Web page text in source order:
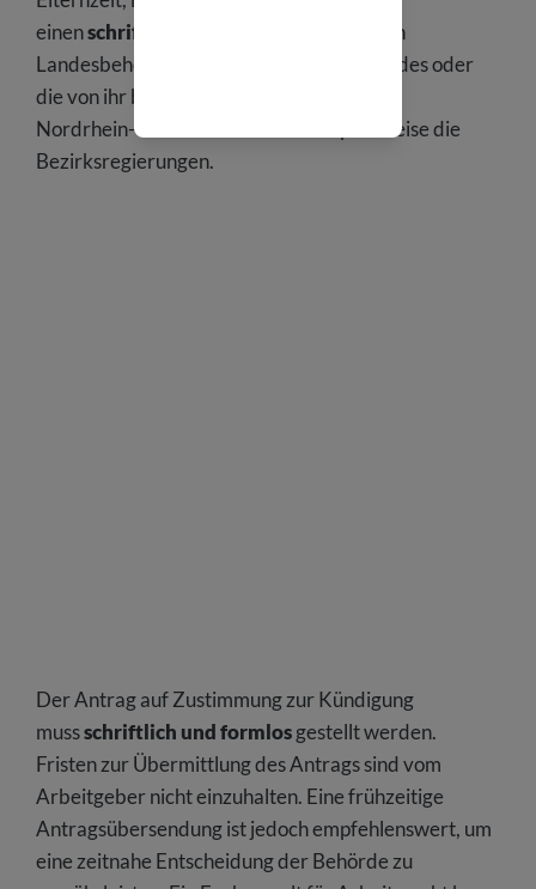
einenschriftlichen Antrag
bei der oberen
Landesbehörde des jeweiligen Bundeslandes oder
die von ihr bestimmten Stelle zu stellen. In
Nordrhein-Westfalen sind das beispielsweise die
Bezirksregierungen.
Der Antrag auf Zustimmung zur Kündigung
mussschriftlich und formlosgestellt werden.
Fristen zur Übermittlung des Antrags sind vom
Arbeitgeber nicht einzuhalten. Eine frühzeitige
Antragsübersendung ist jedoch empfehlenswert, um
eine zeitnahe Entscheidung der Behörde zu